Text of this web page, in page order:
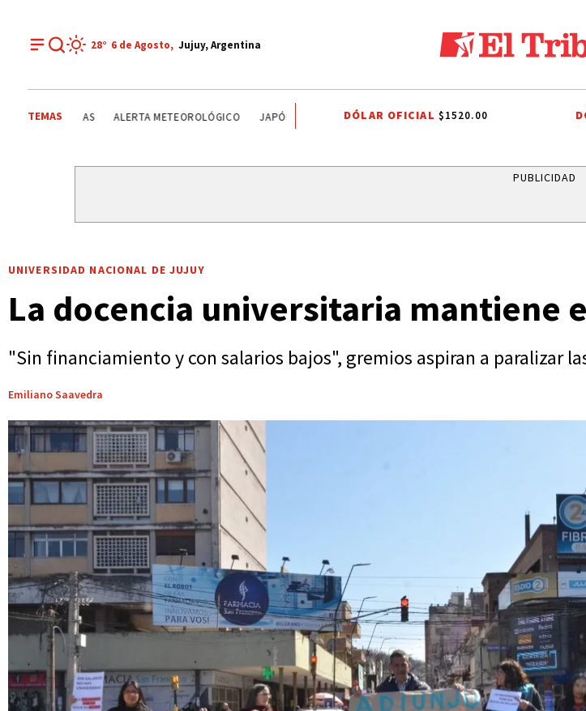
28° 6 de Agosto, Jujuy, Argentina
TEMAS SENADO DE LA NACIÓN ARGENTINA TENDENCIAS ALERTA METEOROLÓGICO JAPÓN RIVER
DÓLAR OFICIAL $1520.00
PUBLICIDAD
UNIVERSIDAD NACIONAL DE JUJUY
La docencia universitaria mantiene
"Sin financiamiento y con salarios bajos", gremios aspiran a paralizar
Emiliano Saavedra